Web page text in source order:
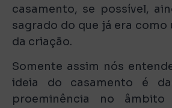
casamento, se possível,
sagrado do que já era como
da criação.
Somente assim nós
ideia do casamento é
proeminência no